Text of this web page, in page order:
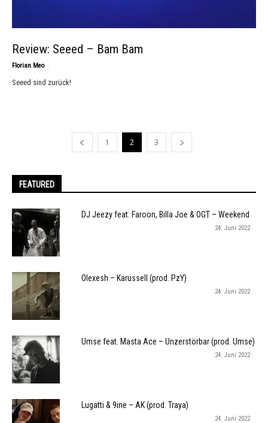
Review: Seeed – Bam Bam
Florian Meo -
Seeed sind zurück!
1 2 3
FEATURED
DJ Jeezy feat. Faroon, Billa Joe & OGT – Weekend
24. Juni 2022
Olexesh – Karussell (prod. PzY)
24. Juni 2022
Umse feat. Masta Ace – Unzerstörbar (prod. Umse)
24. Juni 2022
Lugatti & 9ine – AK (prod. Traya)
24. Juni 2022